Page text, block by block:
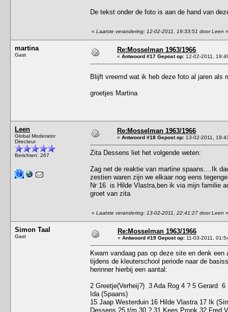
De tekst onder de foto is aan de hand van
« Laatste verandering: 12-02-2011, 19:33:51 door Leen »
martina
Gast
Re:Mosselman 1963/1966
« Antwoord #17 Gepost op: 12-02-2011,
Blijft vreemd wat ik heb deze foto al jaren als
groetjes Martina
Leen
Global Moderator
Directeur
Berichten: 267
Re:Mosselman 1963/1966
« Antwoord #18 Gepost op: 13-02-2011,
Zita Dessens liet het volgende weten:
Zag net de reaktie van martine spaans....Ik
zestien waren zijn we elkaar nog eens
Nr 16 is Hilde Vlastra,ben ik via mijn familie
groet van zita
« Laatste verandering: 13-02-2011, 22:41:27 door Leen »
Simon Taal
Gast
Re:Mosselman 1963/1966
« Antwoord #19 Gepost op: 11-03-2011,
Kwam vandaag pas op deze site en denk
tijdens de kleuterschool periode naar de
herinner hierbij een aantal:
2 Greetje(Verheij?) 3 Ada Rog 4 ? 5 Gerard
Ida (Spaans)
15 Jaap Westerduin 16 Hilde Vlastra 17 Ik
Dessens 25 t/m 30 ? 31 Kees Pronk 32 Fred